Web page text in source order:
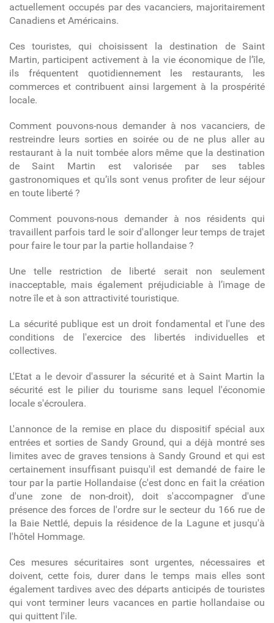
actuellement occupés par des vacanciers, majoritairement
Canadiens et Américains.
Ces touristes, qui choisissent la destination de Saint
Martin, participent activement à la vie économique de l’île,
ils fréquentent quotidiennement les restaurants, les
commerces et contribuent ainsi largement à la prospérité
locale.
Comment pouvons-nous demander à nos vacanciers, de
restreindre leurs sorties en soirée ou de ne plus aller au
restaurant à la nuit tombée alors même que la destination
de Saint Martin est valorisée par ses tables
gastronomiques et qu’ils sont venus profiter de leur séjour
en toute liberté ?
Comment pouvons-nous demander à nos résidents qui
travaillent parfois tard le soir d'allonger leur temps de trajet
pour faire le tour par la partie hollandaise ?
Une telle restriction de liberté serait non seulement
inacceptable, mais également préjudiciable à l’image de
notre île et à son attractivité touristique.
La sécurité publique est un droit fondamental et l'une des
conditions de l'exercice des libertés individuelles et
collectives.
L'Etat a le devoir d'assurer la sécurité et à Saint Martin la
sécurité est le pilier du tourisme sans lequel l'économie
locale s'écroulera.
L'annonce de la remise en place du dispositif spécial aux
entrées et sorties de Sandy Ground, qui a déjà montré ses
limites avec de graves tensions à Sandy Ground et qui est
certainement insuffisant puisqu'il est demandé de faire le
tour par la partie Hollandaise (c'est donc en fait la création
d'une zone de non-droit), doit s'accompagner d'une
présence des forces de l'ordre sur le secteur du 166 rue de
la Baie Nettlé, depuis la résidence de la Lagune et jusqu'à
l'hôtel Hommage.
Ces mesures sécuritaires sont urgentes, nécessaires et
doivent, cette fois, durer dans le temps mais elles sont
également tardives avec des départs anticipés de touristes
qui vont terminer leurs vacances en partie hollandaise ou
qui quittent l'ile.